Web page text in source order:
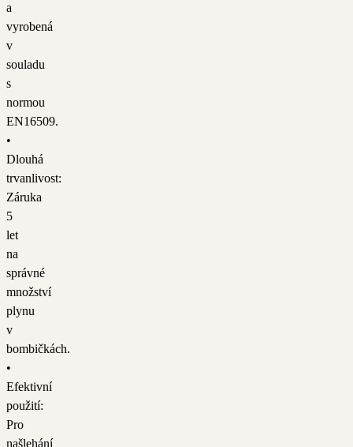
a
vyrobená
v
souladu
s
normou
EN16509.
•
Dlouhá
trvanlivost:
Záruka
5
let
na
správné
množství
plynu
v
bombičkách.
•
Efektivní
použití:
Pro
našlehání